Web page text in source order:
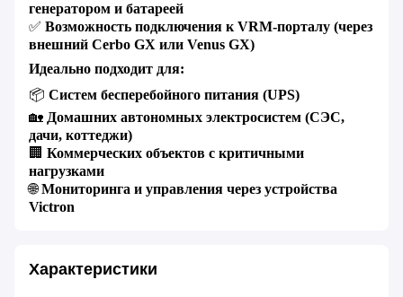
генератором и батареей
✅ Возможность подключения к VRM-порталу (через
внешний Cerbo GX или Venus GX)
Идеально подходит для:
📦 Систем бесперебойного питания (UPS)
🏡 Домашних автономных электросистем (СЭС,
дачи, коттеджи)
🏢 Коммерческих объектов с критичными
нагрузками
🌐 Мониторинга и управления через устройства
Victron
Характеристики